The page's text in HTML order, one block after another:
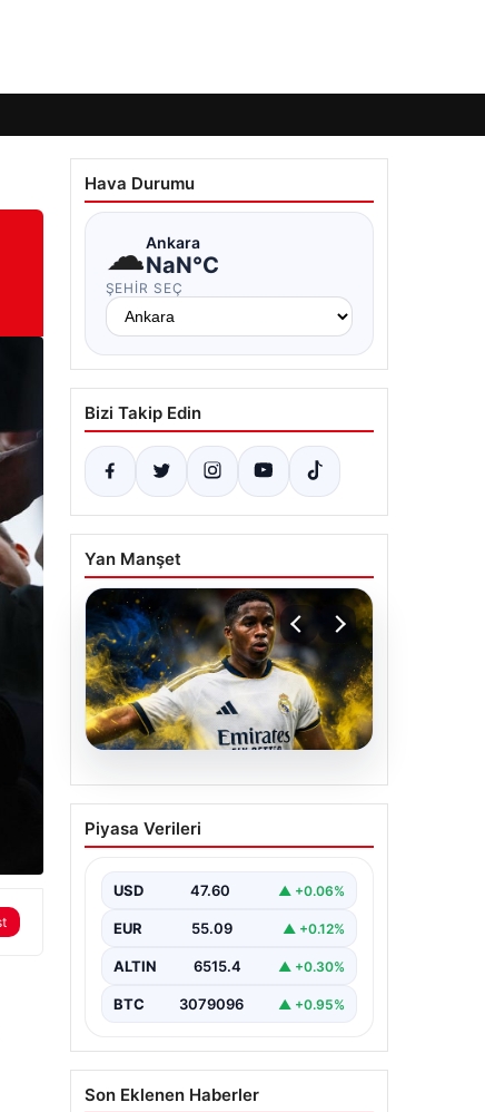
Hava Durumu
☁Ankara
NaN°C
ŞEHIR SEÇ
Bizi Takip Edin
Yan Manşet
05.08.2026
Fenerbahçe, Real
Madrid’in genç yıldızını
Piyasa Verileri
USD 47.60 ▲ +0.06%
EUR 55.09 ▲ +0.12%
ALTIN 6515.4 ▲ +0.30%
BTC 3079096 ▲ +0.95%
Son Eklenen Haberler